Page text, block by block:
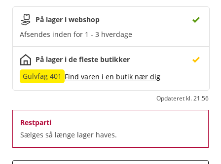
På lager i webshop
Afsendes inden for 1 - 3 hverdage
På lager i de fleste butikker
Gulvfag 401 Find varen i en butik nær dig
Opdateret kl. 21.56
Restparti
Sælges så længe lager haves.